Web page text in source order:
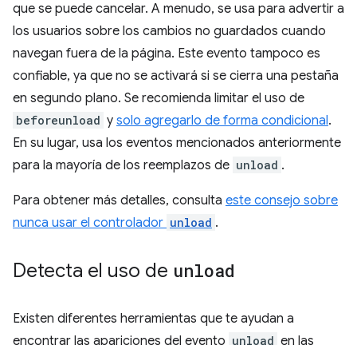
que se puede cancelar. A menudo, se usa para advertir a
los usuarios sobre los cambios no guardados cuando
navegan fuera de la página. Este evento tampoco es
confiable, ya que no se activará si se cierra una pestaña
en segundo plano. Se recomienda limitar el uso de
beforeunload y solo agregarlo de forma condicional.
En su lugar, usa los eventos mencionados anteriormente
para la mayoría de los reemplazos de unload .
Para obtener más detalles, consulta este consejo sobre
nunca usar el controlador unload .
Detecta el uso de unload
Existen diferentes herramientas que te ayudan a
encontrar las apariciones del evento unload en las